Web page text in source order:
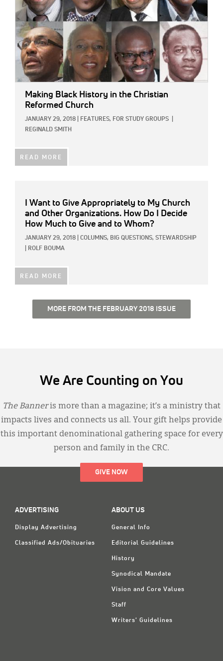
Making Black History in the Christian
Reformed Church
JANUARY 29, 2018 FEATURES, FOR STUDY GROUPS
REGINALD SMITH
READ MORE
I Want to Give Appropriately to My Church
and Other Organizations. How Do I Decide
How Much to Give and to Whom?
JANUARY 29, 2018 COLUMNS, BIG QUESTIONS, STEWARDSHIP
ROLF BOUMA
READ MORE
MORE FROM THE FEBRUARY 2018 ISSUE
We Are Counting on You
The Banneris more than a magazine; it’s a ministry that
impacts lives and connects us all. Your gift helps provide
this important denominational gathering space for every
person and family in the CRC.
GIVE NOW
ADVERTISING
Display Advertising
Classified Ads/Obituaries
ABOUT US
General Info
Editorial Guidelines
History
Synodical Mandate
Vision and Core Values
Staff
Writers' Guidelines